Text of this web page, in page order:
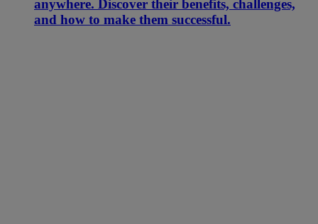
anywhere. Discover their benefits, challenges,
and how to make them successful.